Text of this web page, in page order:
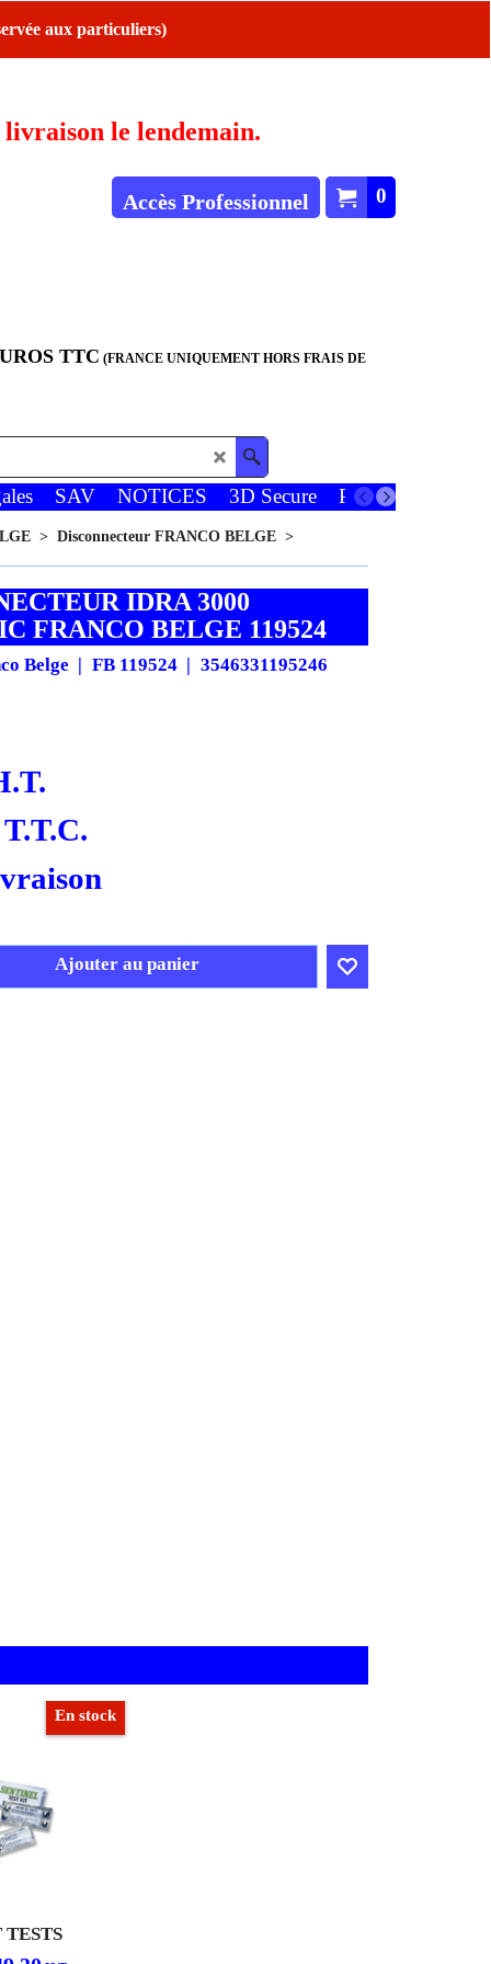
aux particuliers)
livraison le lendemain.
0
Accès Professionnel
TTC (FRANCE UNIQUEMENT HORS FRAIS DE
SAV NOTICES 3D Secure Paiements
> Disconnecteur FRANCO BELGE >
IDRA 3000
FRANCO BELGE 119524
Belge FB 119524 3546331195246
T.T.C.
Ajouter au panier
En stock
TESTS